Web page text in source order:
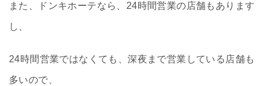
また、ドンキホーテなら、24時間営業の店舗もあります
し、
24時間営業ではなくても、深夜まで営業している店舗も
多いので、